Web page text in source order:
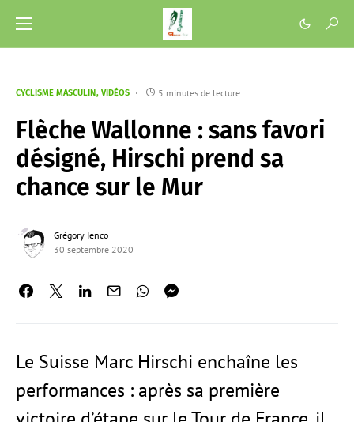
CYCLISME MASCULIN VIDÉOS 5 minutes de lecture
Flèche Wallonne : sans favori
désigné, Hirschi prend sa
chance sur le Mur
Grégory Ienco
30 septembre 2020
Le Suisse Marc Hirschi enchaîne les
performances : après sa première